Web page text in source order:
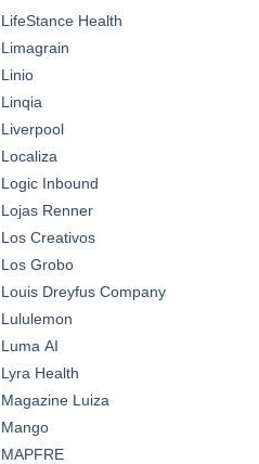
LifeStance Health
Limagrain
Linio
Linqia
Liverpool
Localiza
Logic Inbound
Lojas Renner
Los Creativos
Los Grobo
Louis Dreyfus Company
Lululemon
Luma AI
Lyra Health
Magazine Luiza
Mango
MAPFRE